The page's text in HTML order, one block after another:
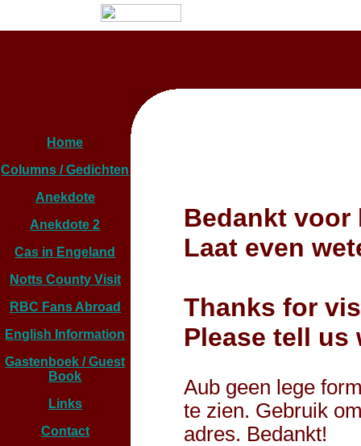
Home
Columns / Gedichten
Anekdote
Anekdote 2
Cas in Engeland
Notts County Visit
RBC Fans Abroad
English Information
Gastenboek / Guest
Book
Links
Contact
Bedankt voor
Laat even
Thanks for
Please tell
Aub geen lege
te zien. Gebruik
adres. Bedankt!